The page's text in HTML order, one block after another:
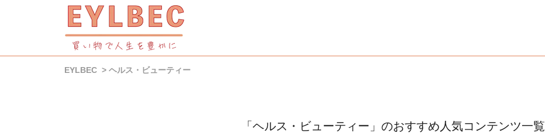
EYLBEC ヘルス・ビューティー
「ヘルス・ビューティー」のおすすめ人気コンテンツ一覧